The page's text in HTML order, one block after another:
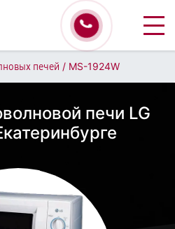
печей / MS-1924W
печи LG